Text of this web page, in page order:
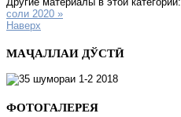
соли 2020 »
Наверх
МАҶАЛЛАИ ДЎСТӢ
ФОТОГАЛЕРЕЯ